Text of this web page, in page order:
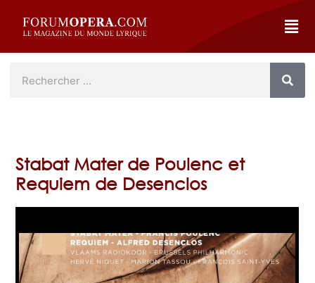
Stabat Mater de Poulenc et
Requiem de Desenclos